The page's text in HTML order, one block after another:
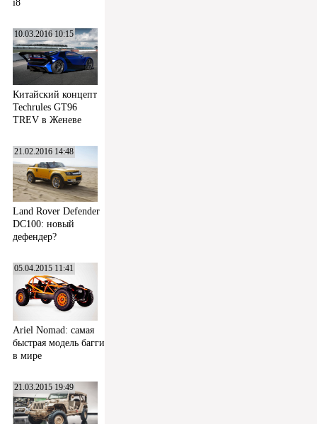
i8
10.03.2016 10:15
Китайский концепт
Techrules GT96
TREV в Женеве
21.02.2016 14:48
Land Rover Defender
DC100: новый
дефендер?
05.04.2015 11:41
Ariel Nomad: самая
быстрая модель багги
в мире
21.03.2015 19:49